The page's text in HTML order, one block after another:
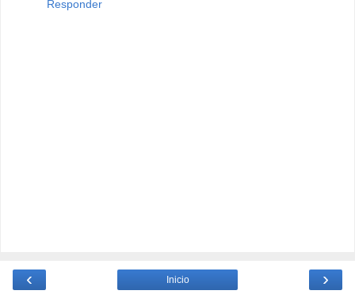
Responder
‹ ›
Inicio